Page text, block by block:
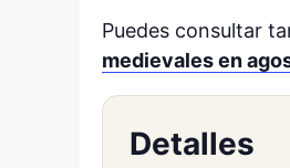
Puedes consultar
medievales en
Detalles